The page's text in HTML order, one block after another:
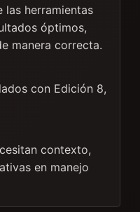
las herramientas
óptimos,
manera correcta.
con Edición 8,
contexto,
en manejo